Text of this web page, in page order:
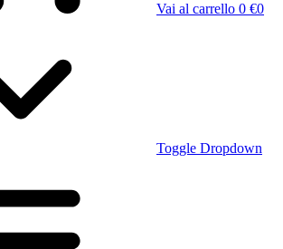
Vai al carrello 0 €0
Toggle Dropdown